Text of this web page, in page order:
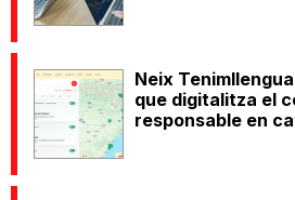
Neix
que digitalitza el
responsable en